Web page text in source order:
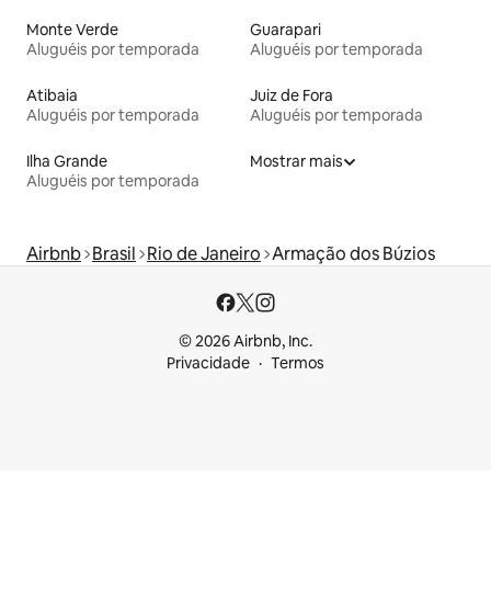
Monte Verde
Aluguéis por temporada
Guarapari
Aluguéis por temporada
Atibaia
Aluguéis por temporada
Juiz de Fora
Aluguéis por temporada
Ilha Grande
Aluguéis por temporada
Mostrar mais
Airbnb Brasil Rio de Janeiro Armação dos Búzios
© 2026 Airbnb, Inc.
Privacidade
Termos